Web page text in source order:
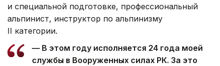
и специальной подготовке, профессиональный
альпинист, инструктор по альпинизму
II категории.
— В этом году исполняется 24 года моей
службы в Вооруженных силах РК. За это